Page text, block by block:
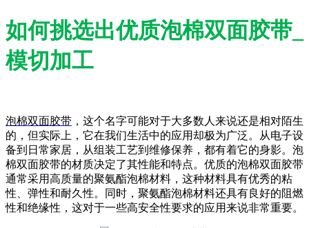
如何挑选出优质泡棉双面胶带_
模切加工
泡棉双面胶带 ，这个名字可能对于大多数人来说还是相对陌生
的，但实际上，它在我们生活中的应用却极为广泛。从电子设
备到日常家居，从组装工艺到维修保养，都有着它的身影。泡
棉双面胶带的材质决定了其性能和特点。优质的泡棉双面胶带
通常采用高质量的聚氨酯泡棉材料，这种材料具有优秀的粘
性、弹性和耐久性。同时，聚氨酯泡棉材料还具有良好的阻燃
性和绝缘性，这对于一些高安全性要求的应用来说非常重要。